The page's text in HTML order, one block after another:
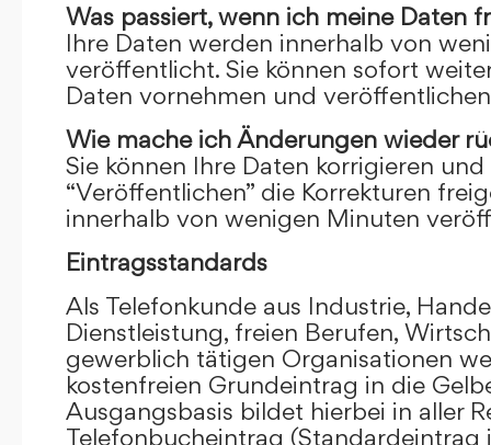
Was passiert, wenn ich meine Daten
Ihre Daten werden innerhalb von
veröffentlicht. Sie können sofort
Daten vornehmen und
Wie mache ich Änderungen wieder
Sie können Ihre Daten korrigieren
“Veröffentlichen” die Korrekturen
innerhalb von wenigen Minuten
Eintragsstandards
Als Telefonkunde aus Industrie,
Dienstleistung, freien Berufen,
gewerblich tätigen Organisationen
kostenfreien Grundeintrag in die
Ausgangsbasis bildet hierbei in aller
Telefonbucheintrag (Standardeintrag